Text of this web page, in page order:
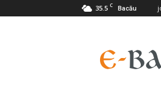
35.5 C Bacău
Bacau.ro